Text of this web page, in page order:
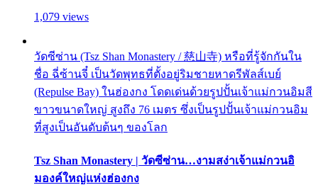
1,079 views
วัดซีซ่าน (Tsz Shan Monastery / 慈山寺) หรือที่รู้จักกันใน
ชื่อ ฉี่ซ้านจี๋ เป็นวัดพุทธที่ตั้งอยู่ริมชายหาดรีพัลส์เบย์
(Repulse Bay) ในฮ่องกง โดดเด่นด้วยรูปปั้นเจ้าแม่กวนอิมสี
ขาวขนาดใหญ่ สูงถึง 76 เมตร ซึ่งเป็นรูปปั้นเจ้าแม่กวนอิม
ที่สูงเป็นอันดับต้นๆ ของโลก
Tsz Shan Monastery | วัดซีซ่าน…งามสง่าเจ้าแม่กวนอิ
มองค์ใหญ่แห่งฮ่องกง